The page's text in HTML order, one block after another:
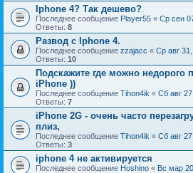
Iphone 4? Так дешево?
Последнее сообщение Player55 « Ср сен
Ответы: 8
Развод с Iphone 4.
Последнее сообщение zzajacc « Ср авг
Ответы: 10
Подскажите где можно недорого
iPhone ))
Последнее сообщение Tihon4ik « Сб авг
Ответы: 7
iPhone 2G - очень часто
плиз,
Последнее сообщение Tihon4ik « Сб авг
Ответы: 3
iphone 4 не активируется
Последнее сообщение Hoshino « Вс мар